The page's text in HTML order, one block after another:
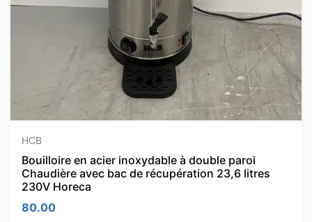
HCB
Bouilloire en acier inoxydable à double paroi
Chaudière avec bac de récupération 23,6 litres
230V Horeca
80.00